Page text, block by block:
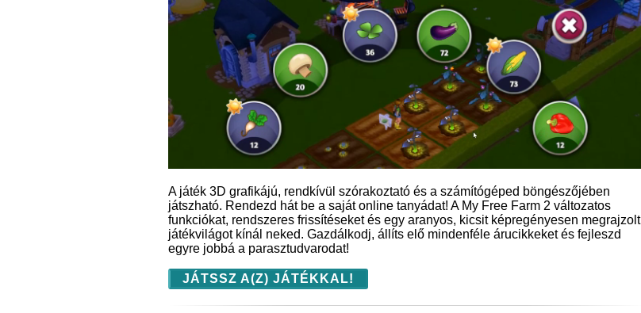
A játék 3D grafikájú, rendkívül szórakoztató és a számítógéped böngészőjében
játszható. Rendezd hát be a saját online tanyádat! A My Free Farm 2 változatos
funkciókat, rendszeres frissítéseket és egy aranyos, kicsit képregényesen megrajzolt
játékvilágot kínál neked. Gazdálkodj, állíts elő mindenféle árucikkeket és fejleszd
egyre jobbá a parasztudvarodat!
JÁTSSZ A(Z) JÁTÉKKAL!